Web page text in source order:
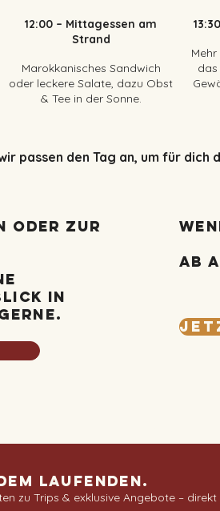
12:00 – Mittagessen am
Strand​
Marokkanisches Sandwich
oder leckere Salate, dazu Obst
& Tee in der Sonne.
das
passen den Tag an, um für dich
oder zur
in
ab
Laufenden.
zu Trips & exklusive Angebote –